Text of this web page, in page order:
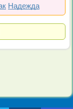
Надежда